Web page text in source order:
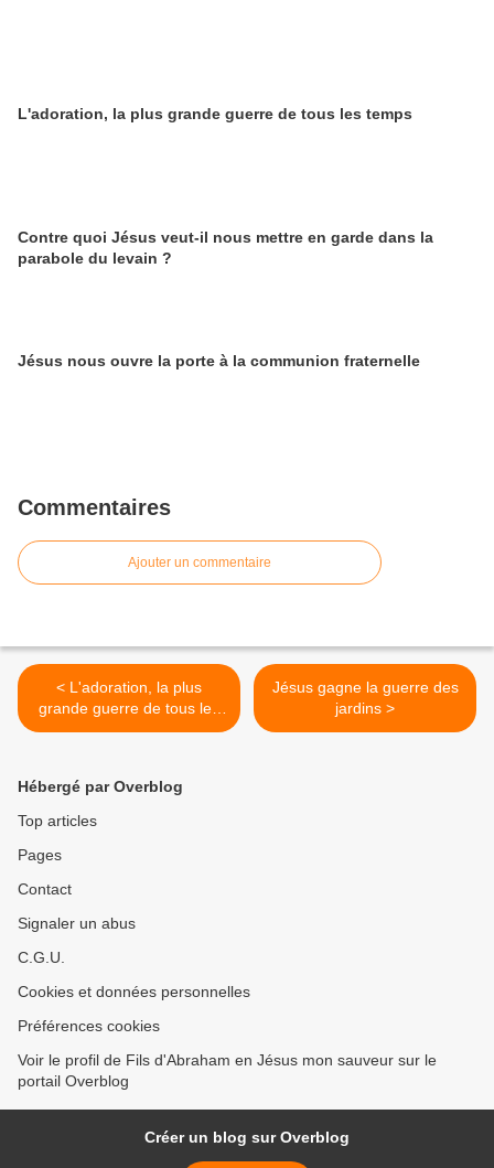
L'adoration, la plus grande guerre de tous les temps
Contre quoi Jésus veut-il nous mettre en garde dans la
parabole du levain ?
Jésus nous ouvre la porte à la communion fraternelle
Commentaires
Ajouter un commentaire
< L'adoration, la plus
grande guerre de tous les
temps
Jésus gagne la guerre des
jardins >
Hébergé par Overblog
Top articles
Pages
Contact
Signaler un abus
C.G.U.
Cookies et données personnelles
Préférences cookies
Voir le profil de Fils d'Abraham en Jésus mon sauveur sur le
portail Overblog
Créer un blog sur Overblog